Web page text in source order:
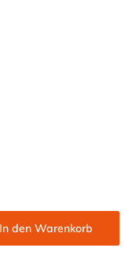
In den Warenkorb